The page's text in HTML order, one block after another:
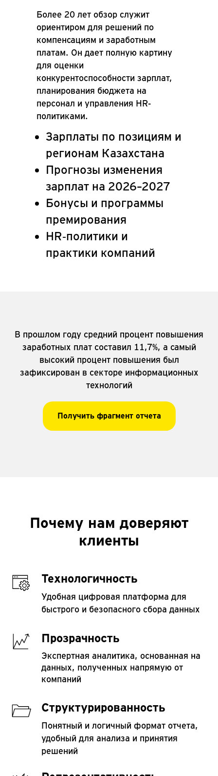
Зарплаты по позициям и
регионам Казахстана
Прогнозы изменения
зарплат на 2026–2027
Бонусы и программы
премирования
HR‑политики и
практики компаний
Более 20 лет обзор служит
ориентиром для решений по
компенсациям и заработным
платам. Он дает полную картину
для оценки
конкурентоспособности зарплат,
планирования бюджета на
персонал и управления HR-
политиками.
В прошлом году средний процент повышения
заработных плат составил 11,7%, а самый
высокий процент повышения был
зафиксирован в секторе информационных
технологий
Получить фрагмент отчета
Почему нам доверяют
клиенты
Технологичность
Удобная цифровая платформа для
быстрого и безопасного сбора данных
Прозрачность
Экспертная аналитика, основанная на
данных, полученных напрямую от
компаний
Структурированность
Понятный и логичный формат отчета,
удобный для анализа и принятия
решений